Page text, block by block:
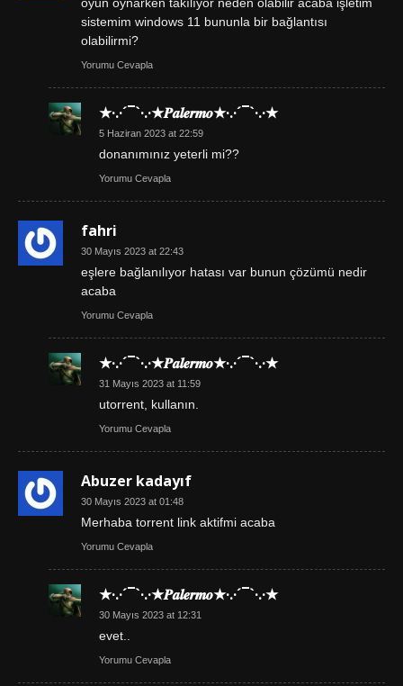
sistemim windows 11 bununla bir bağlantısı
olabilirmi?
Yorumu Cevapla
★·.·´¯`·.·★𝑷𝒂𝒍𝒆𝒓𝒎𝒐★·.·´¯`·.·★
5 Haziran 2023 at 22:59
donanımınız yeterli mi??
Yorumu Cevapla
fahri
30 Mayıs 2023 at 22:43
eşlere bağlanılıyor hatası var bunun çözümü nedir
acaba
Yorumu Cevapla
★·.·´¯`·.·★𝑷𝒂𝒍𝒆𝒓𝒎𝒐★·.·´¯`·.·★
31 Mayıs 2023 at 11:59
utorrent, kullanın.
Yorumu Cevapla
Abuzer kadayıf
30 Mayıs 2023 at 01:48
Merhaba torrent link aktifmi acaba
Yorumu Cevapla
★·.·´¯`·.·★𝑷𝒂𝒍𝒆𝒓𝒎𝒐★·.·´¯`·.·★
30 Mayıs 2023 at 12:31
evet..
Yorumu Cevapla